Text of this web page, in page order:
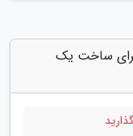
ساخت یک